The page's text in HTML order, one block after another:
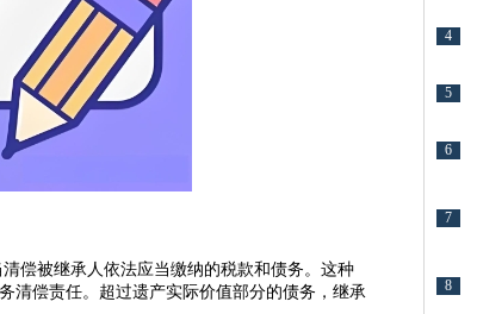
偿被继承人依法应当缴纳的税款和债务。这种
清偿责任。超过遗产实际价值部分的债务，继承
4
5
6
7
8